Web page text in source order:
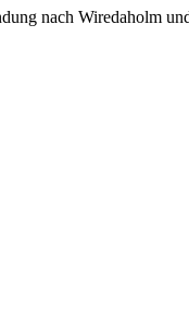
nach Wiredaholm